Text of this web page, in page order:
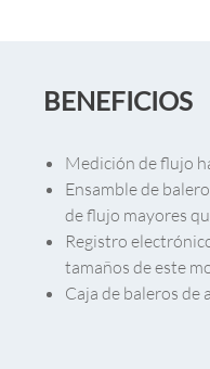
BENEFICIOS
Medición de flujo
Ensamble de
de flujo mayores
Registro
tamaños de este
Caja de baleros de